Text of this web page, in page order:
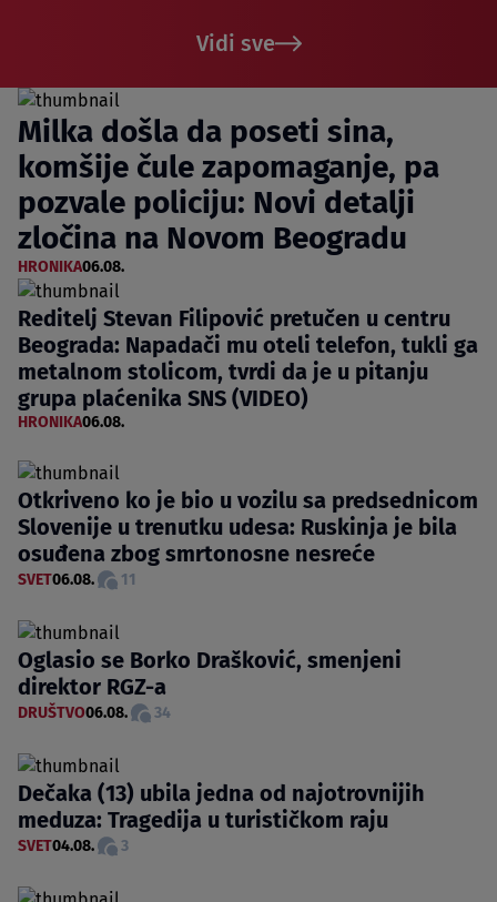
Vidi sve
Milka došla da poseti sina,
komšije čule zapomaganje, pa
pozvale policiju: Novi detalji
zločina na Novom Beogradu
HRONIKA06.08.
Reditelj Stevan Filipović pretučen u centru
Beograda: Napadači mu oteli telefon, tukli ga
metalnom stolicom, tvrdi da je u pitanju
grupa plaćenika SNS (VIDEO)
HRONIKA06.08.
Otkriveno ko je bio u vozilu sa predsednicom
Slovenije u trenutku udesa: Ruskinja je bila
osuđena zbog smrtonosne nesreće
SVET06.08. 11
Oglasio se Borko Drašković, smenjeni
direktor RGZ-a
DRUŠTVO06.08. 34
Dečaka (13) ubila jedna od najotrovnijih
meduza: Tragedija u turističkom raju
SVET04.08. 3